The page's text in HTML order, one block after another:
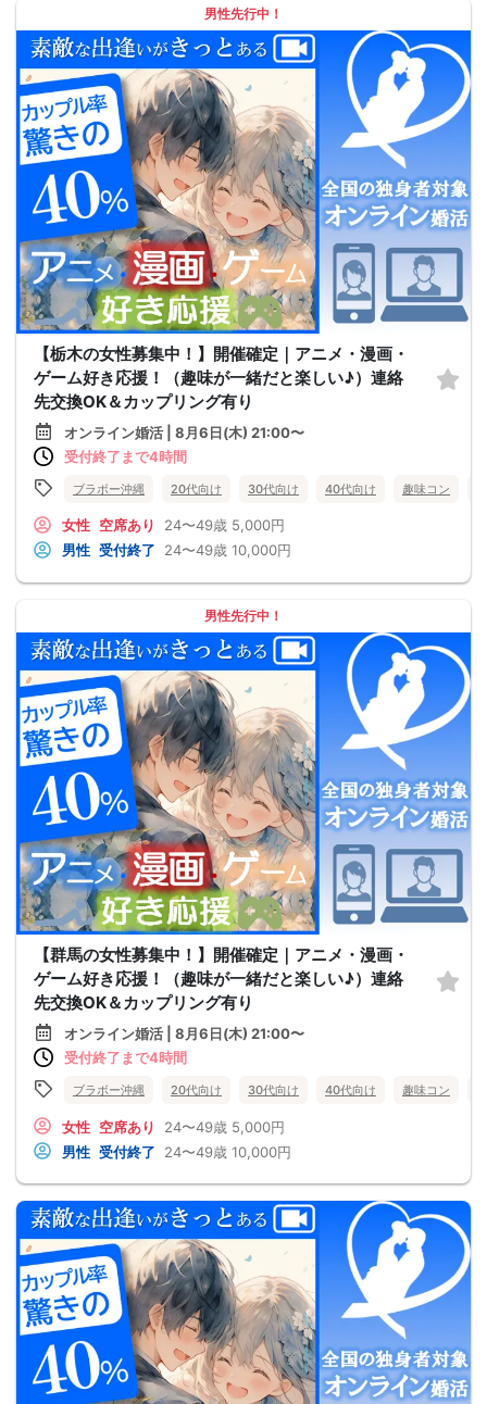
男性先行中！
【栃木の女性募集中！】開催確定｜アニメ・漫画・
ゲーム好き応援！（趣味が一緒だと楽しい♪）連絡
先交換OK＆カップリング有り
オンライン婚活 | 8月6日(木) 21:00〜
受付終了まで4時間
ブラボー沖縄 20代向け 30代向け 40代向け 趣味コン
女性 空席あり 24〜49歳 5,000円
男性 受付終了 24〜49歳 10,000円
男性先行中！
【群馬の女性募集中！】開催確定｜アニメ・漫画・
ゲーム好き応援！（趣味が一緒だと楽しい♪）連絡
先交換OK＆カップリング有り
オンライン婚活 | 8月6日(木) 21:00〜
受付終了まで4時間
ブラボー沖縄 20代向け 30代向け 40代向け 趣味コン
女性 空席あり 24〜49歳 5,000円
男性 受付終了 24〜49歳 10,000円